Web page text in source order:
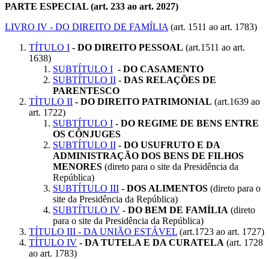
PARTE ESPECIAL (art. 233 ao art. 2027)
LIVRO IV - DO DIREITO DE FAMÍLIA (art. 1511 ao art. 1783)
TÍTULO I - DO DIREITO PESSOAL (art.1511 ao art.
1638)
SUBTÍTULO I - DO CASAMENTO
SUBTÍTULO II - DAS RELAÇÕES DE
PARENTESCO
TÍTULO II - DO DIREITO PATRIMONIAL (art.1639 ao
art. 1722)
SUBTÍTULO I - DO REGIME DE BENS ENTRE
OS CÔNJUGES
SUBTÍTULO II - DO USUFRUTO E DA
ADMINISTRAÇÃO DOS BENS DE FILHOS
MENORES (direto para o site da Presidência da
República)
SUBTÍTULO III - DOS ALIMENTOS (direto para o
site da Presidência da República)
SUBTÍTULO IV - DO BEM DE FAMÍLIA (direto
para o site da Presidência da República)
TÍTULO III - DA UNIÃO ESTÁVEL (art.1723 ao art. 1727)
TÍTULO IV - DA TUTELA E DA CURATELA (art. 1728
ao art. 1783)